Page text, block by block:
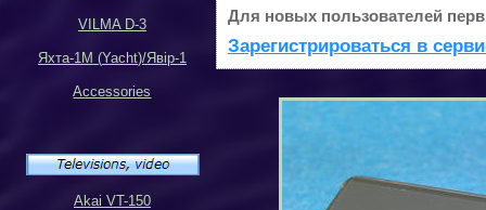
VILMA D-3
Яхта-1М (Yacht)/Явiр-1
Accessories
Akai VT-150
Для новых пользователей
Зарегистрироваться в